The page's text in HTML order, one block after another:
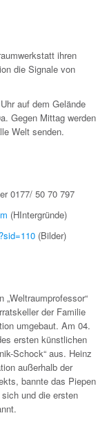
ihren
die Signale von
auf dem Gelände
Gegen Mittag werden
Welt senden.
0177/ 50 70 797
(HIntergründe)
(Bilder)
der Familie
umgebaut. Am 04.
ersten künstlichen
Schock“ aus. Heinz
außerhalb der
bannte das Piepen
und die ersten